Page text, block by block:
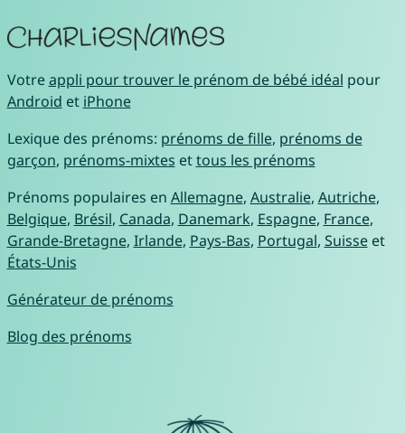
Votreappli pour trouver le prénom de bébé idéal pour
Android et iPhone
Lexique des prénoms: prénoms de fille, prénoms de
garçon, prénoms-mixtes ettous les prénoms
Prénoms populaires en Allemagne, Australie, Autriche,
Belgique, Brésil, Canada, Danemark, Espagne, France,
Grande-Bretagne, Irlande, Pays-Bas, Portugal, Suisseet
États-Unis
Générateur de prénoms
Blog des prénoms